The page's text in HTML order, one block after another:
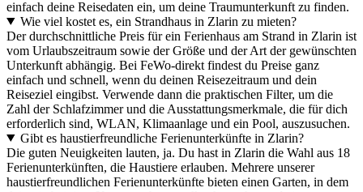
einfach deine Reisedaten ein, um deine Traumunterkunft zu finden.
Wie viel kostet es, ein Strandhaus in Zlarin zu mieten?
Der durchschnittliche Preis für ein Ferienhaus am Strand in Zlarin ist
vom Urlaubszeitraum sowie der Größe und der Art der gewünschten
Unterkunft abhängig. Bei FeWo-direkt findest du Preise ganz
einfach und schnell, wenn du deinen Reisezeitraum und dein
Reiseziel eingibst. Verwende dann die praktischen Filter, um die
Zahl der Schlafzimmer und die Ausstattungsmerkmale, die für dich
erforderlich sind, WLAN, Klimaanlage und ein Pool, auszusuchen.
Gibt es haustierfreundliche Ferienunterkünfte in Zlarin?
Die guten Neuigkeiten lauten, ja. Du hast in Zlarin die Wahl aus 18
Ferienunterkünften, die Haustiere erlauben. Mehrere unserer
haustierfreundlichen Ferienunterkünfte bieten einen Garten, in dem